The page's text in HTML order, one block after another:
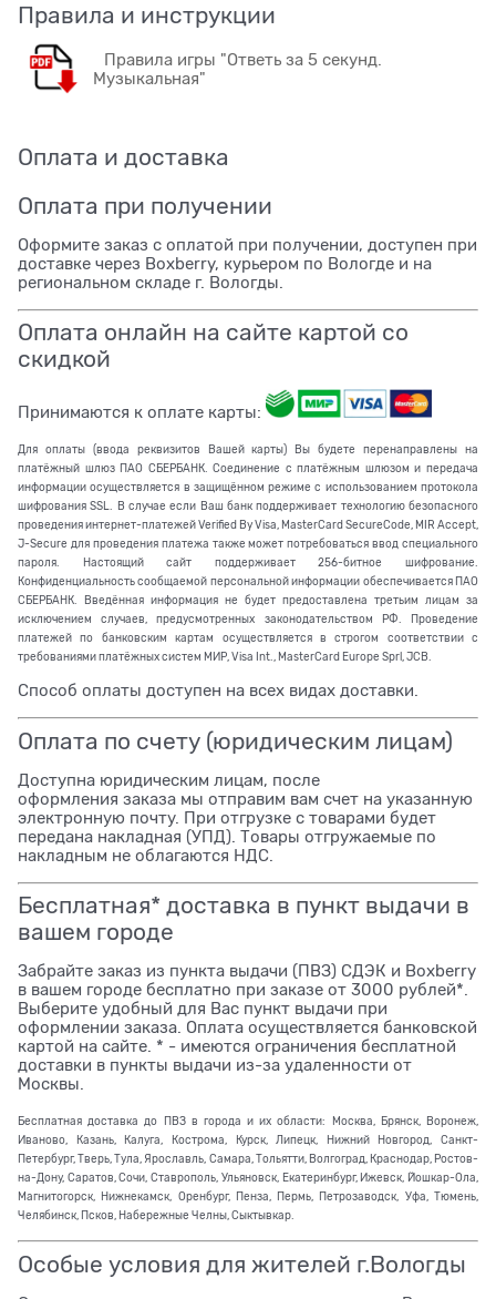
Правила и инструкции
Правила игры "Ответь за 5 секунд.
Музыкальная"
Оплата и доставка
Оплата при получении
Оформите заказ с оплатой при получении, доступен при
доставке через Boxberry, курьером по Вологде и на
региональном складе г. Вологды.
Оплата онлайн на сайте картой со
скидкой
Принимаются к оплате карты:
Для оплаты (ввода реквизитов Вашей карты) Вы будете перенаправлены на
платёжный шлюз ПАО СБЕРБАНК. Соединение с платёжным шлюзом и передача
информации осуществляется в защищённом режиме с использованием протокола
шифрования SSL. В случае если Ваш банк поддерживает технологию безопасного
проведения интернет-платежей Verified By Visa, MasterCard SecureCode, MIR Accept,
J-Secure для проведения платежа также может потребоваться ввод специального
пароля. Настоящий сайт поддерживает 256-битное шифрование.
Конфиденциальность сообщаемой персональной информации обеспечивается ПАО
СБЕРБАНК. Введённая информация не будет предоставлена третьим лицам за
исключением случаев, предусмотренных законодательством РФ. Проведение
платежей по банковским картам осуществляется в строгом соответствии с
требованиями платёжных систем МИР, Visa Int., MasterCard Europe Sprl, JCB.
Способ оплаты доступен на всех видах доставки.
Оплата по счету (юридическим лицам)
Доступна юридическим лицам, после
оформления заказа мы отправим вам счет на указанную
электронную почту. При отгрузке с товарами будет
передана накладная (УПД). Товары отгружаемые по
накладным не облагаются НДС.
Бесплатная* доставка в пункт выдачи в
вашем городе
Забрайте заказ из пункта выдачи (ПВЗ) СДЭК и Boxberry
в вашем городе бесплатно при заказе от 3000 рублей*.
Выберите удобный для Вас пункт выдачи при
оформлении заказа. Оплата осуществляется банковской
картой на сайте. * - имеются ограничения бесплатной
доставки в пункты выдачи из-за удаленности от
Москвы.
Бесплатная доставка до ПВЗ в города и их области: Москва, Брянск, Воронеж,
Иваново, Казань, Калуга, Кострома, Курск, Липецк, Нижний Новгород, Санкт-
Петербург, Тверь, Тула, Ярославль, Самара, Тольятти, Волгоград, Краснодар, Ростов-
на-Дону, Саратов, Сочи, Ставрополь, Ульяновск, Екатеринбург, Ижевск, Йошкар-Ола,
Магнитогорск, Нижнекамск, Оренбург, Пенза, Пермь, Петрозаводск, Уфа, Тюмень,
Челябинск, Псков, Набережные Челны, Сыктывкар.
Особые условия для жителей г.Вологды